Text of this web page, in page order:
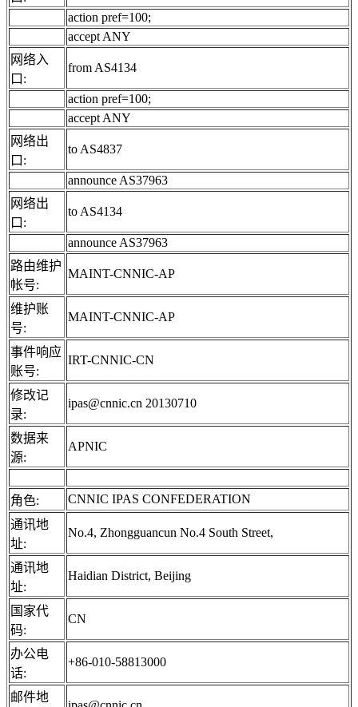
action pref=100;
accept ANY
网络入
口:
from AS4134
action pref=100;
accept ANY
网络出
口:
to AS4837
announce AS37963
网络出
口:
to AS4134
announce AS37963
路由维护
帐号:
MAINT-CNNIC-AP
维护账
号:
MAINT-CNNIC-AP
事件响应
账号:
IRT-CNNIC-CN
修改记
录:
ipas@cnnic.cn 20130710
数据来
源:
APNIC
角色:
CNNIC IPAS CONFEDERATION
通讯地
址:
No.4, Zhongguancun No.4 South Street,
通讯地
址:
Haidian District, Beijing
国家代
码:
CN
办公电
话:
+86-010-58813000
邮件地